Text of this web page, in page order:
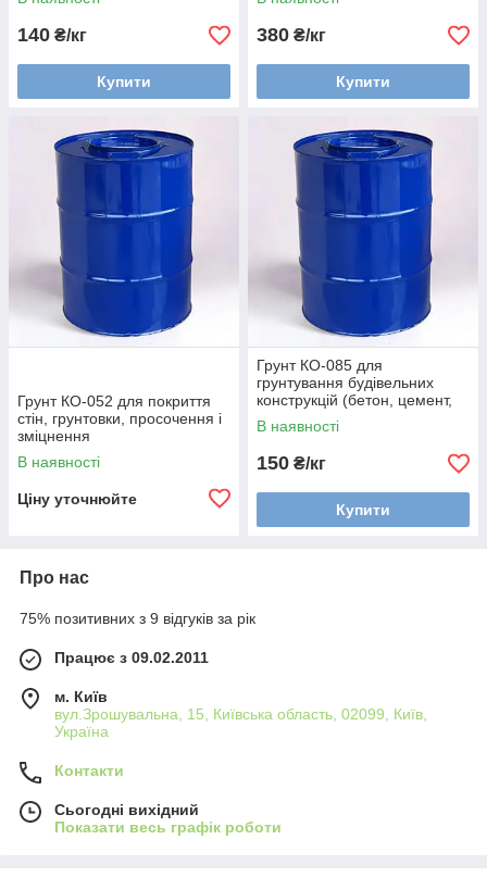
140 ₴/кг
Купити
380 ₴/кг
Купити
Грунт КО-052 для покриття
стін, грунтовки, просочення і
зміцнення
В наявності
Ціну уточнюйте
Грунт КО-085 для
грунтування будівельних
конструкцій (бетон, цемент,
цегла, штукатурка, шифер, )
В наявності
150 ₴/кг
Купити
Про нас
75% позитивних з 9 відгуків за рік
Працює з 09.02.2011
м. Київ
вул.Зрошувальна, 15, Київська область, 02099, Київ,
Україна
Контакти
Сьогодні вихідний
Показати весь графік роботи